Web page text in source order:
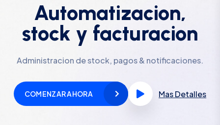
Automatizacion,
stock y facturacion
Administracion de stock, pagos & notificaciones.
COMENZAR AHORA Mas Detalles